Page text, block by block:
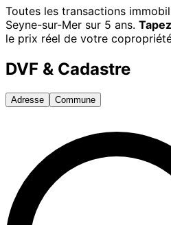
Toutes les transactions
Seyne-sur-Mer sur 5 ans.
le prix réel de votre
DVF & Cadastre
Adresse Commune